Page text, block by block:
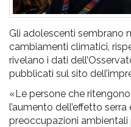
Gli adolescenti sembrano
cambiamenti climatici,
rivelano i dati
pubblicati sul sito
«Le persone che
l’aumento dell’effetto
preoccupazioni ambientali